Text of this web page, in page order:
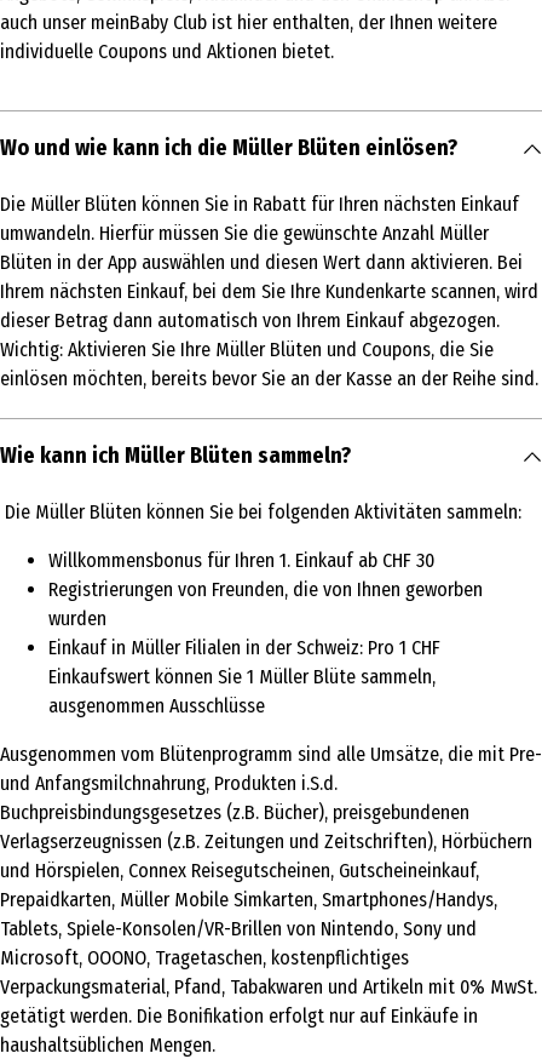
auch unser meinBaby Club ist hier enthalten, der Ihnen weitere
individuelle Coupons und Aktionen bietet.
Wo und wie kann ich die Müller Blüten einlösen?
Die Müller Blüten können Sie in Rabatt für Ihren nächsten Einkauf
umwandeln. Hierfür müssen Sie die gewünschte Anzahl Müller
Blüten in der App auswählen und diesen Wert dann aktivieren. Bei
Ihrem nächsten Einkauf, bei dem Sie Ihre Kundenkarte scannen, wird
dieser Betrag dann automatisch von Ihrem Einkauf abgezogen.
Wichtig: Aktivieren Sie Ihre Müller Blüten und Coupons, die Sie
einlösen möchten, bereits bevor Sie an der Kasse an der Reihe sind.
Wie kann ich Müller Blüten sammeln?
Die Müller Blüten können Sie bei folgenden Aktivitäten sammeln:
Willkommensbonus für Ihren 1. Einkauf ab CHF 30
Registrierungen von Freunden, die von Ihnen geworben
wurden
Einkauf in Müller Filialen in der Schweiz: Pro 1 CHF
Einkaufswert können Sie 1 Müller Blüte sammeln,
ausgenommen Ausschlüsse
Ausgenommen vom Blütenprogramm sind alle Umsätze, die mit Pre-
und Anfangsmilchnahrung, Produkten i.S.d.
Buchpreisbindungsgesetzes (z.B. Bücher), preisgebundenen
Verlagserzeugnissen (z.B. Zeitungen und Zeitschriften), Hörbüchern
und Hörspielen, Connex Reisegutscheinen, Gutscheineinkauf,
Prepaidkarten, Müller Mobile Simkarten, Smartphones/Handys,
Tablets, Spiele-Konsolen/VR-Brillen von Nintendo, Sony und
Microsoft, OOONO, Tragetaschen, kostenpflichtiges
Verpackungsmaterial, Pfand, Tabakwaren und Artikeln mit 0% MwSt.
getätigt werden. Die Bonifikation erfolgt nur auf Einkäufe in
haushaltsüblichen Mengen.